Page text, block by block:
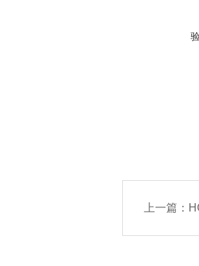
上一篇：